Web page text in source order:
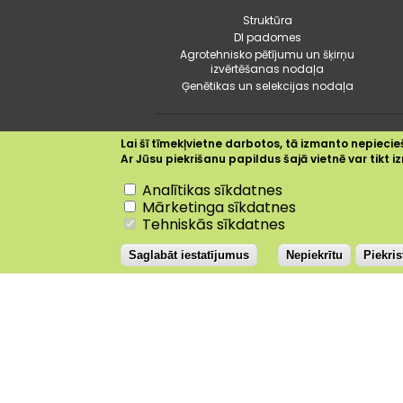
Struktūra
DI padomes
Agrotehnisko pētījumu un šķirņu
izvērtēšanas nodaļa
Ģenētikas un selekcijas nodaļa
Dobele +20.2°C
Lai šī tīmekļvietne darbotos, tā izmanto
Ar Jūsu piekrišanu papildus šajā vietnē var tikt
Analītikas sīkdatnes
Mārketinga sīkdatnes
Tehniskās sīkdatnes
Saglabāt iestatījumus Nepiekrītu